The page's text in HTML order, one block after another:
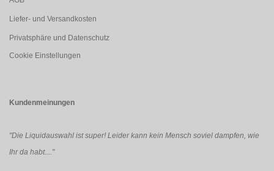
Liefer- und Versandkosten
Privatsphäre und Datenschutz
Cookie Einstellungen
Kundenmeinungen
"Die Liquidauswahl ist super! Leider kann kein Mensch soviel dampfen, wie
Ihr da habt...."